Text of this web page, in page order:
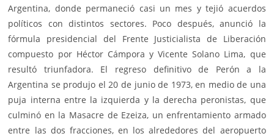
Argentina, donde permaneció casi un mes y tejió acuerdos
políticos con distintos sectores. Poco después, anunció la
fórmula presidencial del Frente Justicialista de Liberación
compuesto por Héctor Cámpora y Vicente Solano Lima, que
resultó triunfadora. El regreso definitivo de Perón a la
Argentina se produjo el 20 de junio de 1973, en medio de una
puja interna entre la izquierda y la derecha peronistas, que
culminó en la Masacre de Ezeiza, un enfrentamiento armado
entre las dos fracciones, en los alrededores del aeropuerto